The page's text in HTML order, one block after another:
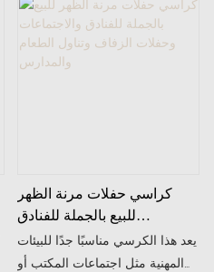
المتانة والأناقة البسيطة. صُمم
خصيصًا للمساحات المزدحمة
كقاعات الحفلات والتدريب وقاعات
كراسي حفلات مرنة الظهر
للبيع بالجملة للفنادق
والاجتماعات وحفلات الزفاف
وتناول الطعام والمدارس
يعد هذا الكرسي مناسبًا جدًا للبيئات
المهنية مثل اجتماعات المكتب أو